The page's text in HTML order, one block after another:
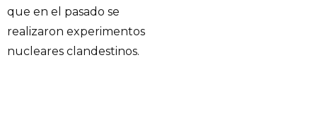
que en el pasado se
realizaron experimentos
nucleares clandestinos.